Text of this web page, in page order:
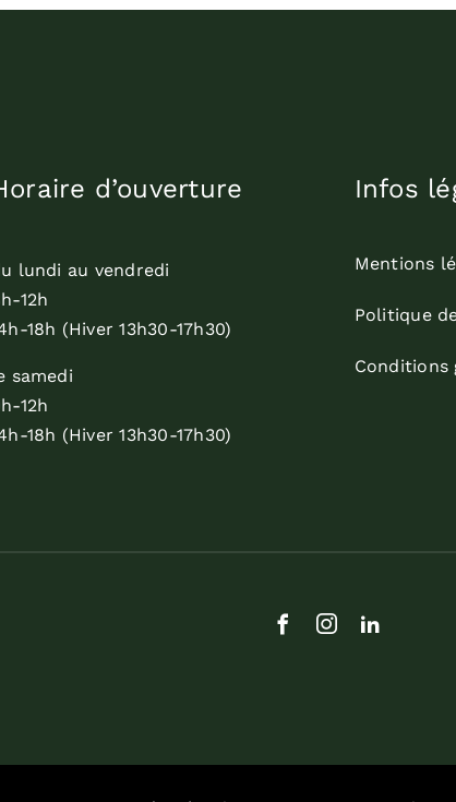
d’ouverture
lundi au vendredi
12h
18h (Hiver 13h30-17h30)
samedi
12h
18h (Hiver 13h30-17h30)
Infos
Mentions
Politique
Conditions